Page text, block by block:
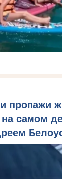
пропажи
на самом